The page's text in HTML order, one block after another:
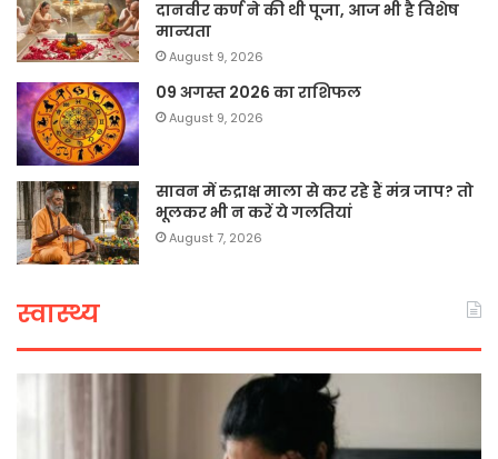
दानवीर कर्ण ने की थी पूजा, आज भी है विशेष
मान्यता
August 9, 2026
09 अगस्त 2026 का राशिफल
August 9, 2026
सावन में रुद्राक्ष माला से कर रहे हैं मंत्र जाप? तो
भूलकर भी न करें ये गलतियां
August 7, 2026
स्वास्थ्य